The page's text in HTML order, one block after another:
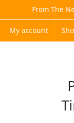
content
From The
My account